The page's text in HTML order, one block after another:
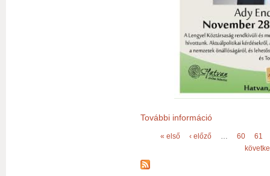
További információ
Oldalak
« első ‹ előző … 60
61